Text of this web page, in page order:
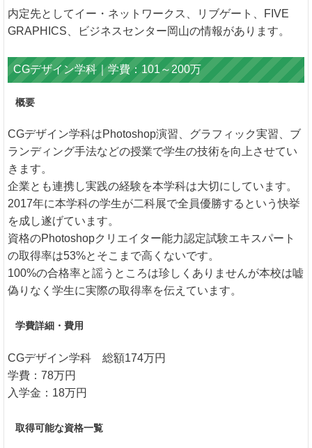
内定先としてイー・ネットワークス、リブゲート、FIVE
GRAPHICS、ビジネスセンター岡山の情報があります。
CGデザイン学科｜学費：101～200万
概要
CGデザイン学科はPhotoshop演習、グラフィック実習、ブ
ランディング手法などの授業で学生の技術を向上させてい
きます。
企業とも連携し実践の経験を本学科は大切にしています。
2017年に本学科の学生が二科展で全員優勝するという快挙
を成し遂げています。
資格のPhotoshopクリエイター能力認定試験エキスパート
の取得率は53%とそこまで高くないです。
100%の合格率と謡うところは珍しくありませんが本校は嘘
偽りなく学生に実際の取得率を伝えています。
学費詳細・費用
CGデザイン学科 総額174万円
学費：78万円
入学金：18万円
取得可能な資格一覧